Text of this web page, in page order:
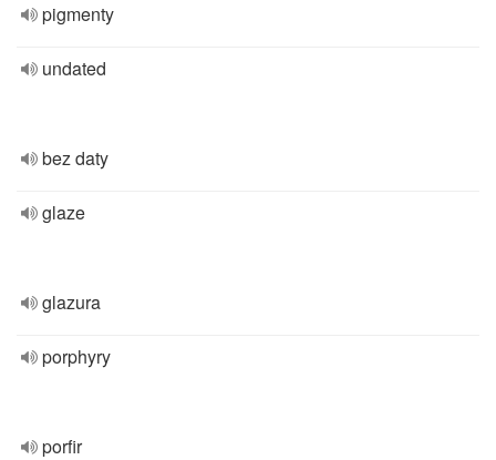
pigmenty
undated
bez daty
glaze
glazura
porphyry
porfir